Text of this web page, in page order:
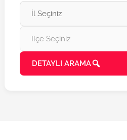
DETAYLI ARAMA